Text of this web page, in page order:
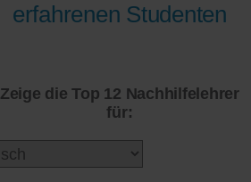
erfahrenen Studenten
Zeige die Top 12 Nachhilfelehrer
für: